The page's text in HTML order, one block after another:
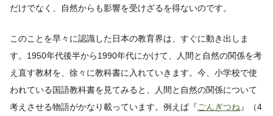
だけでなく、自然からも影響を受けざるを得ないのです。
このことを早々に認識した日本の教育界は、すぐに動き出しま
す。1950年代後半から1990年代にかけて、人間と自然の関係を考
え直す教材を、徐々に教科書に入れていきます。今、小学校で使
われている国語教科書を見てみると、人間と自然の関係について
考えさせる物語がかなり載っています。例えば『ごんぎつね 』（4